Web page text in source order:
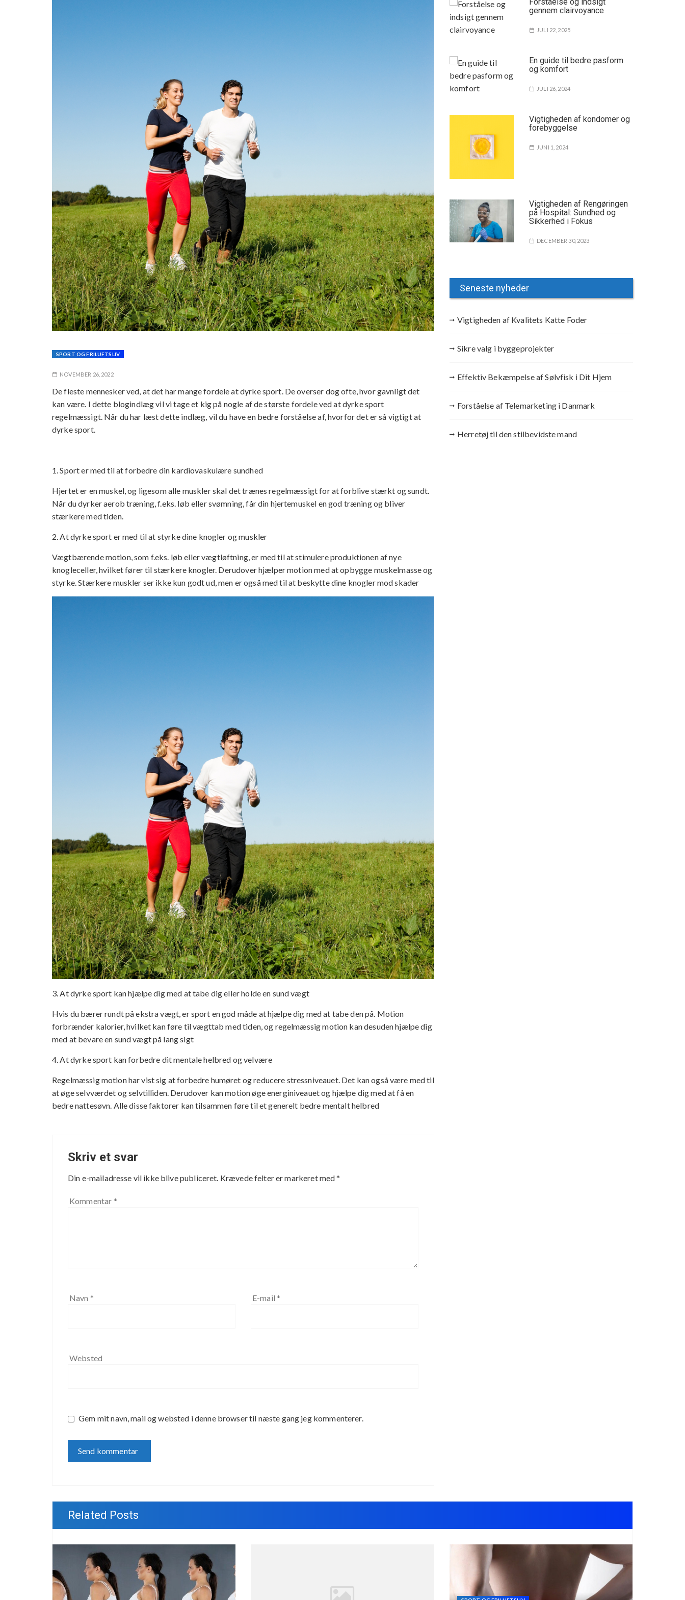
SPORT OG FRILUFTSLIV
NOVEMBER 26, 2022
De fleste mennesker ved, at det har mange fordele at dyrke sport. De overser dog ofte, hvor gavnligt det
kan være. I dette blogindlæg vil vi tage et kig på nogle af de største fordele ved at dyrke sport
regelmæssigt. Når du har læst dette indlæg, vil du have en bedre forståelse af, hvorfor det er så vigtigt at
dyrke sport.
1. Sport er med til at forbedre din kardiovaskulære sundhed
Hjertet er en muskel, og ligesom alle muskler skal det trænes regelmæssigt for at forblive stærkt og sundt.
Når du dyrker aerob træning, f.eks. løb eller svømning, får din hjertemuskel en god træning og bliver
stærkere med tiden.
2. At dyrke sport er med til at styrke dine knogler og muskler
Vægtbærende motion, som f.eks. løb eller vægtløftning, er med til at stimulere produktionen af nye
knogleceller, hvilket fører til stærkere knogler. Derudover hjælper motion med at opbygge muskelmasse og
styrke. Stærkere muskler ser ikke kun godt ud, men er også med til at beskytte dine knogler mod skader
3. At dyrke sport kan hjælpe dig med at tabe dig eller holde en sund vægt
Hvis du bærer rundt på ekstra vægt, er sport en god måde at hjælpe dig med at tabe den på. Motion
forbrænder kalorier, hvilket kan føre til vægttab med tiden, og regelmæssig motion kan desuden hjælpe dig
med at bevare en sund vægt på lang sigt
4. At dyrke sport kan forbedre dit mentale helbred og velvære
Regelmæssig motion har vist sig at forbedre humøret og reducere stressniveauet. Det kan også være med til
at øge selvværdet og selvtilliden. Derudover kan motion øge energiniveauet og hjælpe dig med at få en
bedre nattesøvn. Alle disse faktorer kan tilsammen føre til et generelt bedre mentalt helbred
Skriv et svar
Din e-mailadresse vil ikke blive publiceret. Krævede felter er markeret med*
Kommentar *
Navn * E-mail *
Websted
Gem mit navn, mail og websted i denne browser til næste gang jeg kommenterer.
gennem clairvoyance
JULI 22, 2025
En guide til bedre pasform
og komfort
JULI 26, 2024
Vigtigheden af kondomer og
forebyggelse
JUNI 1, 2024
Vigtigheden af Rengøringen
på Hospital: Sundhed og
Sikkerhed i Fokus
DECEMBER 30, 2023
Seneste nyheder
Vigtigheden af Kvalitets Katte Foder
Sikre valg i byggeprojekter
Effektiv Bekæmpelse af Sølvfisk i Dit Hjem
Forståelse af Telemarketing i Danmark
Herretøj til den stilbevidste mand
Related Posts